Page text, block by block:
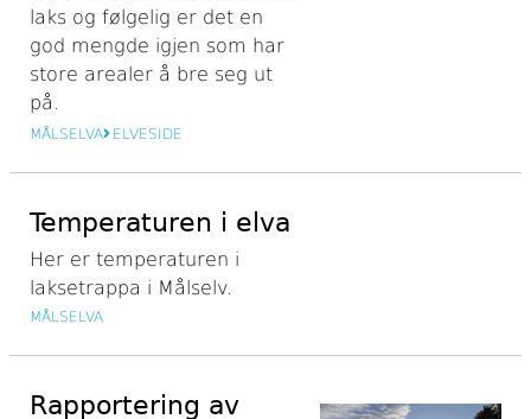
laks og følgelig er det en
god mengde igjen som har
store arealer å bre seg ut
på.
MÅLSELVA ELVESIDE
Temperaturen i elva
Her er temperaturen i
laksetrappa i Målselv.
MÅLSELVA
Rapportering av